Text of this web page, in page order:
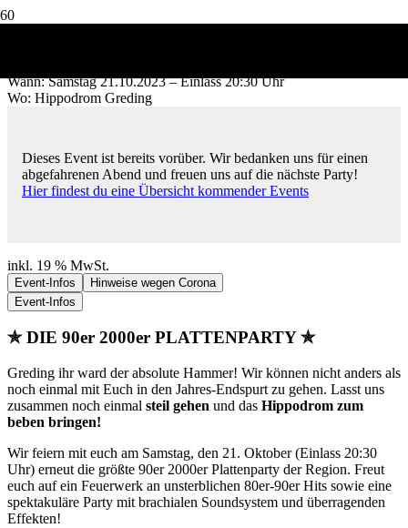
Wann:Samstag 21.10.2023 – Einlass 20:30 Uhr
Wo: Hippodrom Greding
Dieses Event ist bereits vorüber. Wir bedanken uns für einen
abgefahrenen Abend und freuen uns auf die nächste Party!
Hier findest du eine Übersicht kommender Events
inkl. 19 % MwSt.
Event-Infos
Hinweise wegen Corona
Event-Infos
✯ DIE 90er 2000er PLATTENPARTY ✯
Greding ihr ward der absolute Hammer! Wir können nicht anders als
noch einmal mit Euch in den Jahres-Endspurt zu gehen. Lasst uns
zusammen noch einmal steil gehen und das Hippodrom zum
beben bringen!
Wir feiern mit euch am Samstag, den 21. Oktober (Einlass 20:30
Uhr) erneut die größte 90er 2000er Plattenparty der Region. Freut
euch auf ein Feuerwerk an unsterblichen 80er-90er Hits sowie eine
spektakuläre Party mit brachialen Soundsystem und überragenden
Effekten!